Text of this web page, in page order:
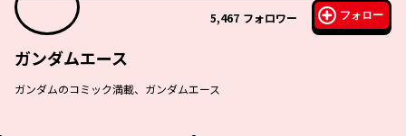
5,467 フォロワー フォロー
ガンダムエース
ガンダムのコミック満載、ガンダムエース